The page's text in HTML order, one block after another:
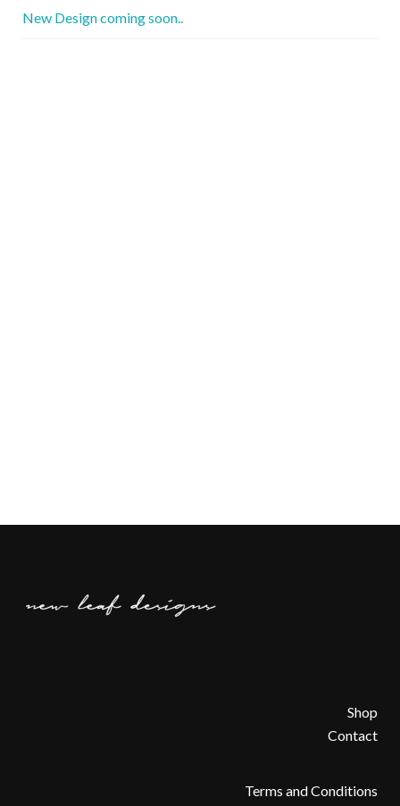
New Design coming soon..
Shop
Contact
Terms and Conditions